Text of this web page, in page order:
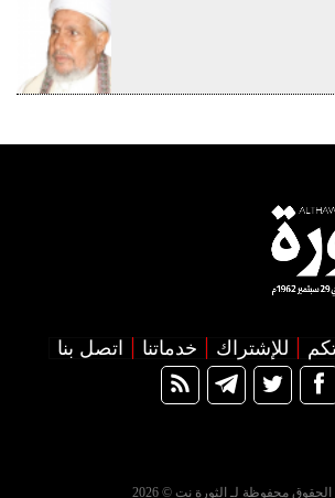
للإشتراك خدماتنا اتصل بنا
محفوظة لـ الثورة نت © 2026